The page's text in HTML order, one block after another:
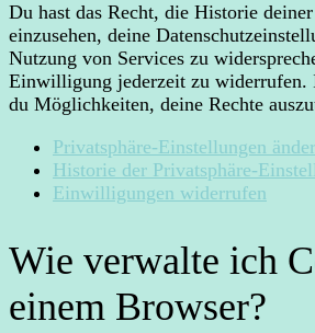
Du hast das Recht, die Historie
einzusehen, deine
Nutzung von Services zu
Einwilligung jederzeit zu widerrufen.
du Möglichkeiten, deine Rechte
Privatsphäre-Einstellungen
Historie der Privatsphäre-
Einwilligungen widerrufen
Wie verwalte ich
einem Browser?